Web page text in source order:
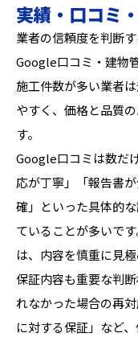
実績・口コミ
業者の信頼度を判断
Google口コミ・建物
施工件数が多い業者
やすく、価格と品質
す。
Google口コミは数だ
応が丁寧」「報告書
確」といった具体的
ていることが多いで
は、内容を慎重に見
保証内容も重要な判
れなかった場合の再
に対する保証」など